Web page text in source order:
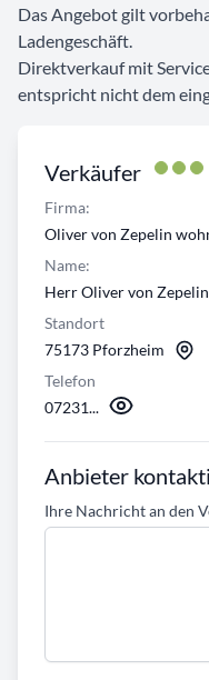
Verkäufer
Firma:
Oliver von Zepelin
Name:
Herr Oliver von Zepelin
Standort
75173 Pforzheim
Telefon
07231...
Anbieter
Ihre Nachricht an den
Das Angebot gilt
Ladengeschäft.
Direktverkauf mit
entspricht nicht dem